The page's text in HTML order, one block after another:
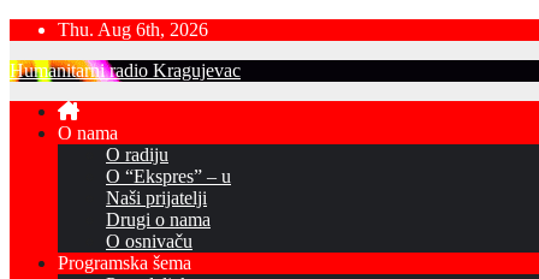
Skip
content
Thu. Aug 6th, 2026
Humanitarni radio Kragujevac
O nama
O radiju
O “Ekspres” – u
Naši prijatelji
Drugi o nama
O osnivaču
Programska šema